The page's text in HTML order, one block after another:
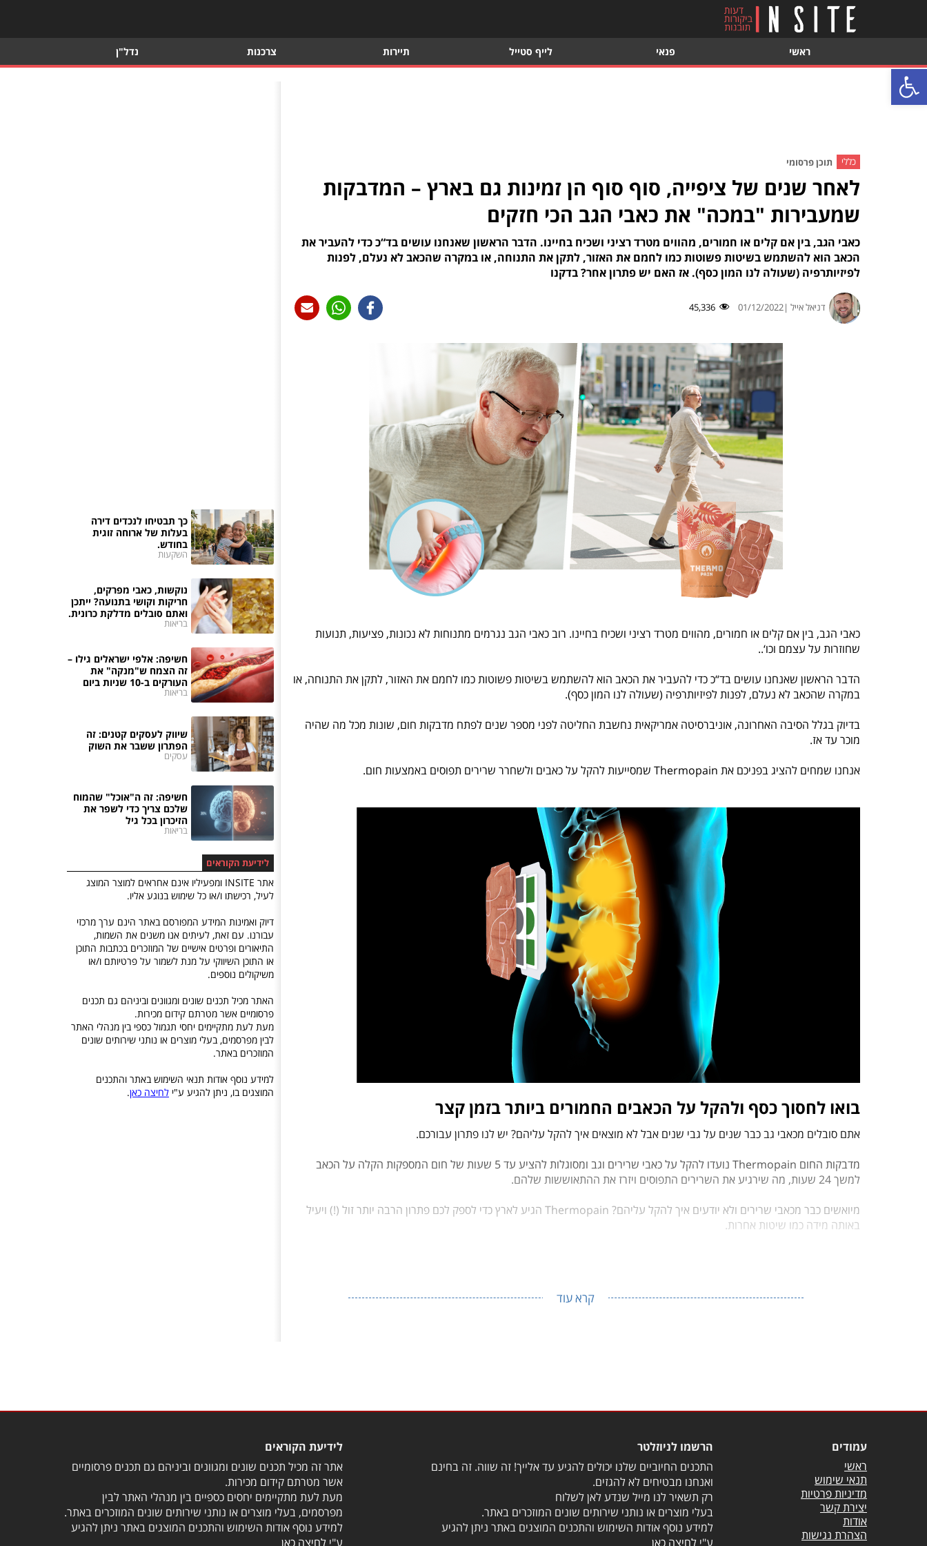
פתח סרגל נגישות
ראשי פנאי לייף סטייל תיירות צרכנות נדל"ן
כללי תוכן פרסומי
לאחר שנים של ציפייה, סוף סוף הן זמינות גם בארץ – המדבקות
שמעבירות "במכה" את כאבי הגב הכי חזקים
כאבי הגב, בין אם קלים או חמורים, מהווים מטרד רציני ושכיח בחיינו. הדבר הראשון שאנחנו עושים בד“כ כדי להעביר את
הכאב הוא להשתמש בשיטות פשוטות כמו לחמם את האזור, לתקן את התנוחה, או במקרה שהכאב לא נעלם, לפנות
לפיזיותרפיה (שעולה לנו המון כסף). אז האם יש פתרון אחר? בדקנו
דניאל אייל |01/12/2022
45,336
כאבי הגב, בין אם קלים או חמורים, מהווים מטרד רציני ושכיח בחיינו. רוב כאבי הגב נגרמים מתנוחות לא נכונות, פציעות, תנועות
שחוזרות על עצמם וכו‘..
הדבר הראשון שאנחנו עושים בד“כ כדי להעביר את הכאב הוא להשתמש בשיטות פשוטות כמו לחמם את האזור, לתקן את התנוחה, או
במקרה שהכאב לא נעלם, לפנות לפיזיותרפיה (שעולה לנו המון כסף).
בדיוק בגלל הסיבה האחרונה, אוניברסיטה אמריקאית נחשבת החליטה לפני מספר שנים לפתח מדבקות חום, שונות מכל מה שהיה
מוכר עד אז.
אנחנו שמחים להציג בפניכם את Thermopain שמסייעות להקל על כאבים ולשחרר שרירים תפוסים באמצעות חום.
בואו לחסוך כסף ולהקל על הכאבים החמורים ביותר בזמן קצר
אתם סובלים מכאבי גב כבר שנים על גבי שנים אבל לא מוצאים איך להקל עליהם? יש לנו פתרון עבורכם.
מדבקות החום Thermopain נועדו להקל על כאבי שרירים וגב ומסוגלות להציע עד 5 שעות של חום המספקות הקלה על הכאב
למשך 24 שעות, מה שירגיע את השרירים התפוסים ויזרז את ההתאוששות שלהם.
מיואשים כבר מכאבי שרירים ולא יודעים איך להקל עליהם? Thermopain הגיע לארץ כדי לספק לכם פתרון הרבה יותר זול (!) ויעיל
באותה מידה כמו שיטות אחרות.
קרא עוד
כך תבטיחו לנכדים דירה
בעלות של ארוחה זוגית
בחודש.
השקעות
נוקשות, כאבי מפרקים,
חריקות וקושי בתנועה? ייתכן
ואתם סובלים מדלקת כרונית.
בריאות
חשיפה: אלפי ישראלים גילו –
זה הצמח ש"מנקה" את
העורקים ב-10 שניות ביום
בריאות
שיווק לעסקים קטנים: זה
הפתרון ששבר את השוק
עסקים
חשיפה: זה ה"אוכל" שהמוח
שלכם צריך כדי לשפר את
הזיכרון בכל גיל
בריאות
לידיעת הקוראים
אתר INSITE ומפעיליו אינם אחראים למוצר המוצג
לעיל, רכישתו ו/או כל שימוש בנוגע אליו.
דיוק ואמינות המידע המפורסם באתר הינם ערך מרכזי
עבורנו. עם זאת, לעיתים אנו משנים את השמות,
התיאורים ופרטים אישיים של המוזכרים בכתבות התוכן
או התוכן השיווקי על מנת לשמור על פרטיותם ו/או
משיקולים נוספים.
האתר מכיל תכנים שונים ומגוונים וביניהם גם תכנים
פרסומיים אשר מטרתם קידום מכירות.
מעת לעת מתקיימים יחסי תגמול כספי בין מנהלי האתר
לבין מפרסמים, בעלי מוצרים או נותני שירותים שונים
המוזכרים באתר.
למידע נוסף אודות תנאי השימוש באתר והתכנים
המוצגים בו, ניתן להגיע ע"י לחיצה כאן.
עמודים
ראשי
תנאי שימוש
מדיניות פרטיות
יצירת קשר
אודות
הצהרת נגישות
הרשמו לניוזלטר
התכנים החיוביים שלנו יכולים להגיע עד אלייך! זה שווה. זה בחינם
ואנחנו מבטיחים לא להגזים.
רק תשאיר לנו מייל שנדע לאן לשלוח
בעלי מוצרים או נותני שירותים שונים המוזכרים באתר.
למידע נוסף אודות השימוש והתכנים המוצגים באתר ניתן להגיע
ע"ילחיצה כאן
לידיעת הקוראים
אתר זה מכיל תכנים שונים ומגוונים וביניהם גם תכנים פרסומיים
אשר מטרתם קידום מכירות.
מעת לעת מתקיימים יחסים כספיים בין מנהלי האתר לבין
מפרסמים, בעלי מוצרים או נותני שירותים שונים המוזכרים באתר.
למידע נוסף אודות השימוש והתכנים המוצגים באתר ניתן להגיע
ע"ילחיצה כאן